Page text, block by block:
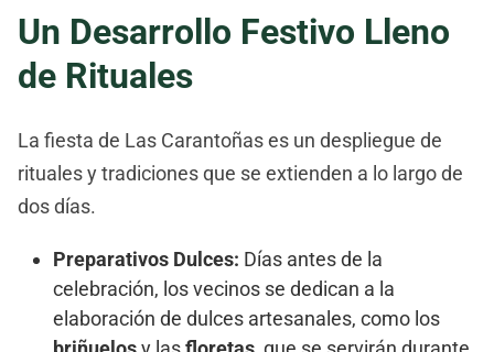
Un Desarrollo Festivo Lleno
de Rituales
La fiesta de Las Carantoñas es un despliegue de
rituales y tradiciones que se extienden a lo largo de
dos días.
Preparativos Dulces: Días antes de la
celebración, los vecinos se dedican a la
elaboración de dulces artesanales, como los